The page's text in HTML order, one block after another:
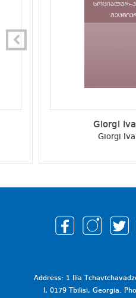
Giorgi
Giorgi
Address: 1 Ilia
I, 0179 Tbilisi, Georgia.